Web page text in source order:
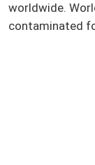
worldwide.
contaminated